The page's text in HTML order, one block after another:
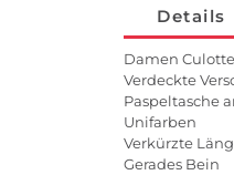
Details
Damen
Verdeckte
Paspeltasche
Unifarben
Verkürzte
Gerades Bein